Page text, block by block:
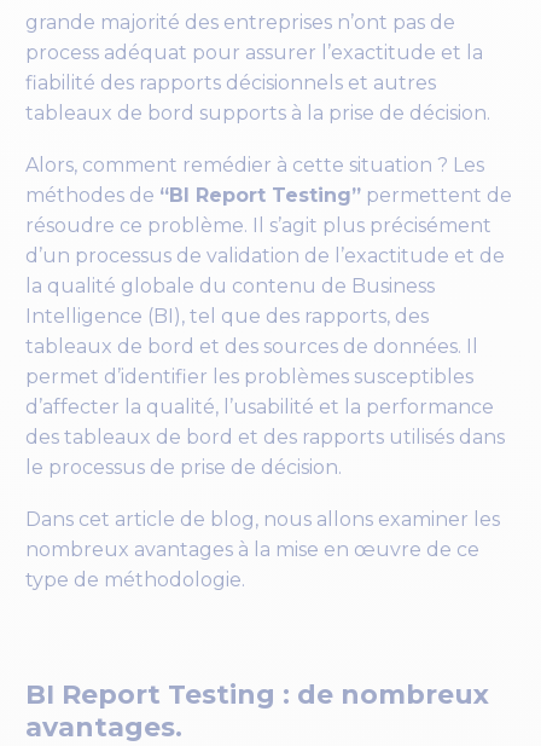
grande majorité des entreprises n’ont pas de
process adéquat pour assurer l’exactitude et la
fiabilité des rapports décisionnels et autres
tableaux de bord supports à la prise de décision.
Alors, comment remédier à cette situation ? Les
méthodes de “BI Report Testing” permettent de
résoudre ce problème. Il s’agit plus précisément
d’un processus de validation de l’exactitude et de
la qualité globale du contenu de Business
Intelligence (BI), tel que des rapports, des
tableaux de bord et des sources de données. Il
permet d’identifier les problèmes susceptibles
d’affecter la qualité, l’usabilité et la performance
des tableaux de bord et des rapports utilisés dans
le processus de prise de décision.
Dans cet article de blog, nous allons examiner les
nombreux avantages à la mise en œuvre de ce
type de méthodologie.
BI Report Testing : de nombreux
avantages.